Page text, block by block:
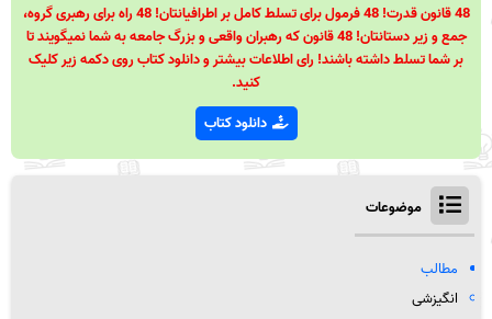
48 قانون قدرت! 48 فرمول برای تسلط کامل بر اطرافیانتان! 48 راه برای رهبری گروه،
جمع و زیر دستانتان! 48 قانون که رهبران واقعی و بزرگ جامعه به شما نمیگویند تا
بر شما تسلط داشته باشند! رای اطلاعات بیشتر و دانلود کتاب روی دکمه زیر کلیک
کنید.
دانلود کتاب
موضوعات
مطالب
انگیزشی